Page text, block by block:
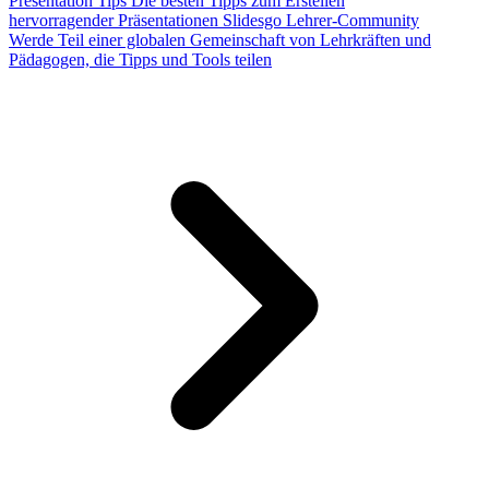
hervorragender Präsentationen Slidesgo Lehrer-Community
Werde Teil einer globalen Gemeinschaft von Lehrkräften und
Pädagogen, die Tipps und Tools teilen